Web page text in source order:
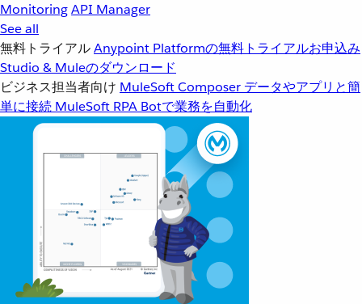
MonitoringAPI Manager
See all
無料トライアルAnypoint Platformの無料トライアルお申込み
Studio & Muleのダウンロード
ビジネス担当者向け MuleSoft Composer データやアプリと簡
単に接続 MuleSoft RPA Botで業務を自動化